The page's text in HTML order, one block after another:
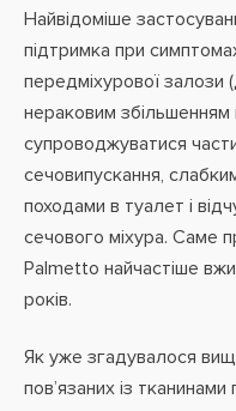
Найвідоміше
підтримка при
передміхурової залози
нераковим
супроводжуватися
сечовипускання,
походами в туалет і
сечового міхура. Саме
Palmetto найчастіше
років.
Як уже згадувалося
пов’язаних із